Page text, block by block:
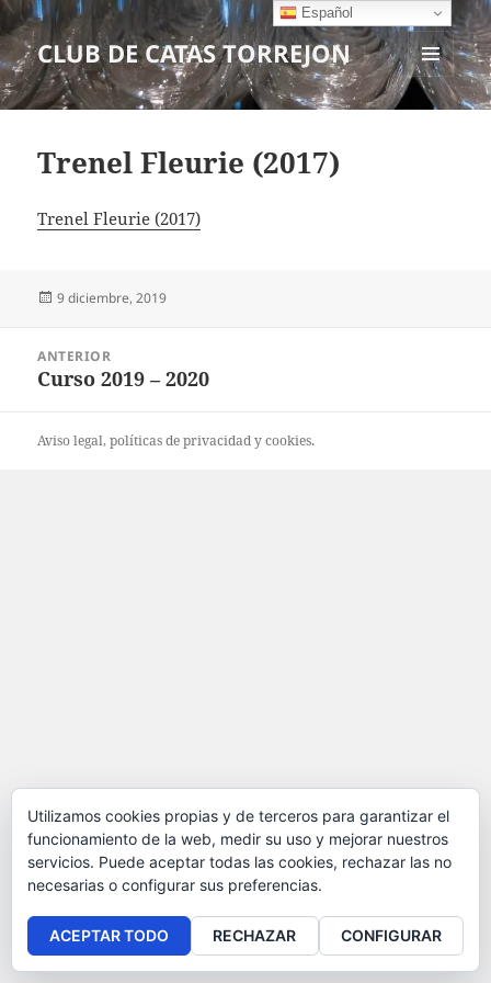
CLUB DE CATAS TORREJON
MENÚ
Y
Trenel Fleurie (2017)
Trenel Fleurie (2017)
Publicado
9 diciembre, 2019
ANTERIOR
Entrada
Curso 2019 – 2020
Aviso legal, políticas deprivacidadycookies.
Español
Utilizamos cookies propias y de terceros para garantizar el
funcionamiento de la web, medir su uso y mejorar nuestros
servicios. Puede aceptar todas las cookies, rechazar las no
necesarias o configurar sus preferencias.
ACEPTAR TODO RECHAZAR CONFIGURAR